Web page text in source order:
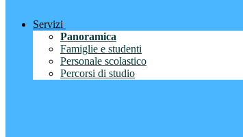
Servizi
Panoramica
Famiglie e studenti
Personale scolastico
Percorsi di studio